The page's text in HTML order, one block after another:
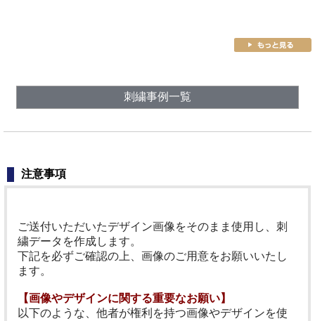
刺繍事例一覧
注意事項
ご送付いただいたデザイン画像をそのまま使用し、刺
繍データを作成します。
下記を必ずご確認の上、画像のご用意をお願いいたし
ます。
【画像やデザインに関する重要なお願い】
以下のような、他者が権利を持つ画像やデザインを使